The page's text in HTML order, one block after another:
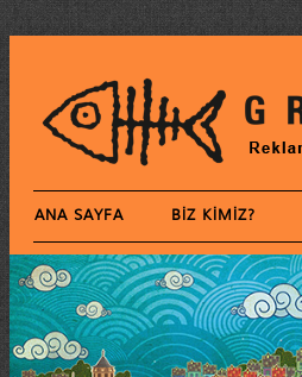
ANA SAYFA BIZ KIMIZ?